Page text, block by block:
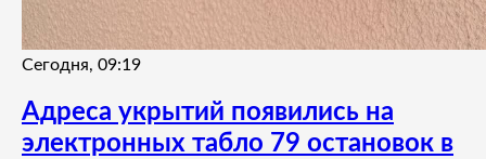
Сегодня, 09:19
Адреса укрытий появились на
электронных табло 79 остановок в